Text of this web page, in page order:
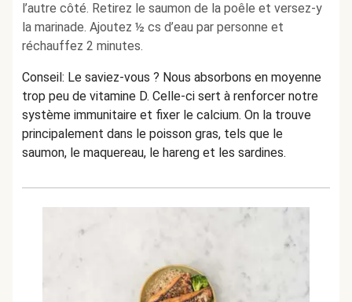
l’autre côté. Retirez le saumon de la poêle et versez-y
la marinade. Ajoutez ½ cs d’eau par personne et
réchauffez 2 minutes.
Conseil: Le saviez-vous ? Nous absorbons en moyenne
trop peu de vitamine D. Celle-ci sert à renforcer notre
système immunitaire et fixer le calcium. On la trouve
principalement dans le poisson gras, tels que le
saumon, le maquereau, le hareng et les sardines.